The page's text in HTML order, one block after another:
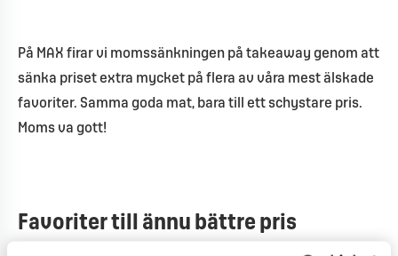
På MAX firar vi momssänkningen på takeaway genom att
sänka priset extra mycket på flera av våra mest älskade
favoriter. Samma goda mat, bara till ett schystare pris.
Moms va gott!
Favoriter till ännu bättre pris